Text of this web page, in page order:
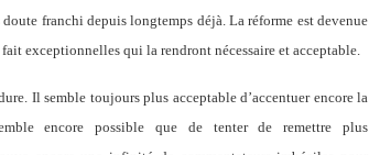
franchi depuis longtemps déjà. La réforme est devenue
exceptionnelles qui la rendront nécessaire et acceptable.
Il semble toujours plus acceptable d’accentuer encore la
encore possible que de tenter de remettre plus